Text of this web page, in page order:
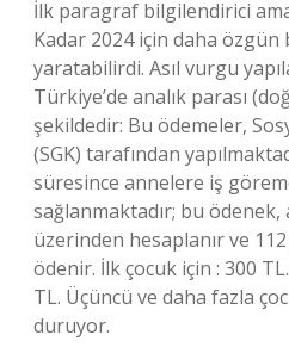
İlk paragraf bilgilendirici
Kadar 2024 için daha özgün
yaratabilirdi. Asıl vurgu
Türkiye’de analık parası
şekildedir: Bu ödemeler,
(SGK) tarafından
süresince annelere iş
sağlanmaktadır; bu
üzerinden hesaplanır ve
ödenir. İlk çocuk için : 300
TL. Üçüncü ve daha fazla
duruyor.